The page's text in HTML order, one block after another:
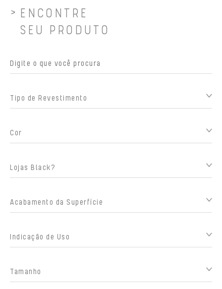
ENCONTRE
SEU PRODUTO
Tipo de Revestimento
Cor
Lojas Black?
Acabamento da Superfície
Indicação de Uso
Tamanho